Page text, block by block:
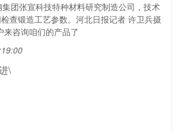
团张宣科技特种材料研究制造公司，技术
查锻造工艺参数。河北日报记者 许卫兵摄
来咨询咱们的产品了